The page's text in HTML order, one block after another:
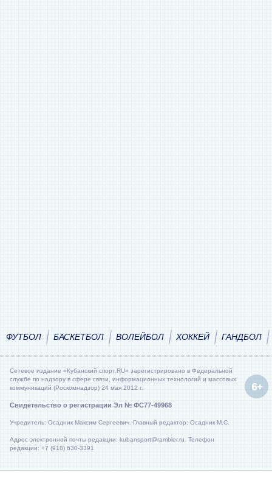
ФУТБОЛ БАСКЕТБОЛ ВОЛЕЙБОЛ ХОККЕЙ ГАНДБОЛ
Сетевое издание «Кубанский спорт.RU» зарегистрировано в Федеральной
службе по надзору в сфере связи, информационных технологий и массовых
коммуникаций (Роскомнадзор) 24 мая 2012 г.
Свидетельство о регистрации Эл № ФС77-49968
Учредитель: Осадник Максим Сергеевич. Главный редактор: Осадник М.С.
Адрес электронной почты редакции: kubansport@rambler.ru. Телефон
редакции: +7 (918) 630-3391